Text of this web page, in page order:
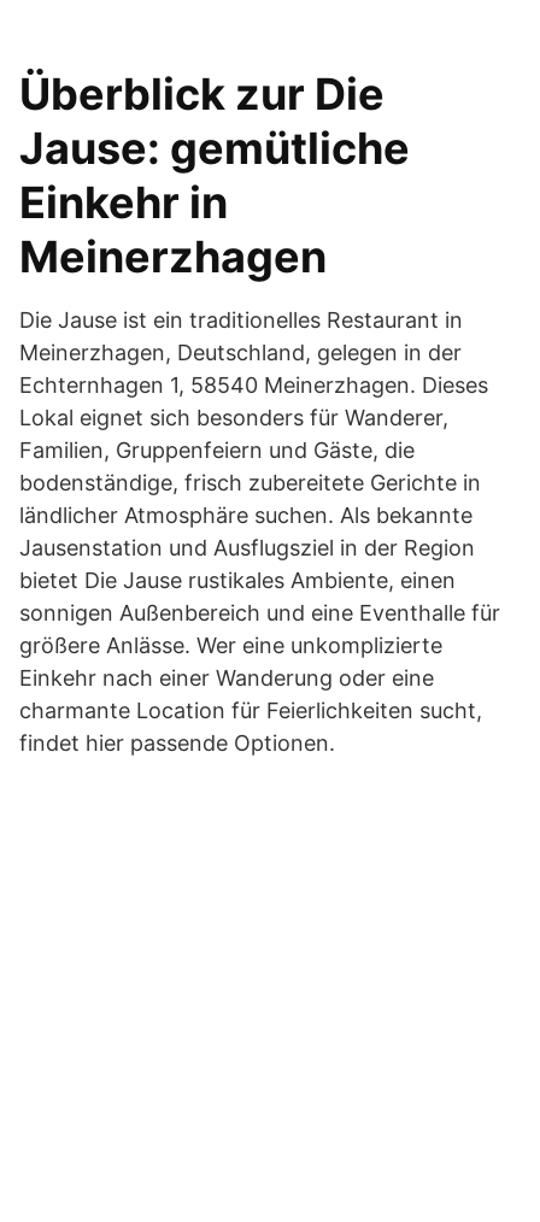
Überblick zur Die
Jause: gemütliche
Einkehr in
Meinerzhagen
Die Jause ist ein traditionelles Restaurant in
Meinerzhagen, Deutschland, gelegen in der
Echternhagen 1, 58540 Meinerzhagen. Dieses
Lokal eignet sich besonders für Wanderer,
Familien, Gruppenfeiern und Gäste, die
bodenständige, frisch zubereitete Gerichte in
ländlicher Atmosphäre suchen. Als bekannte
Jausenstation und Ausflugsziel in der Region
bietet Die Jause rustikales Ambiente, einen
sonnigen Außenbereich und eine Eventhalle für
größere Anlässe. Wer eine unkomplizierte
Einkehr nach einer Wanderung oder eine
charmante Location für Feierlichkeiten sucht,
findet hier passende Optionen.